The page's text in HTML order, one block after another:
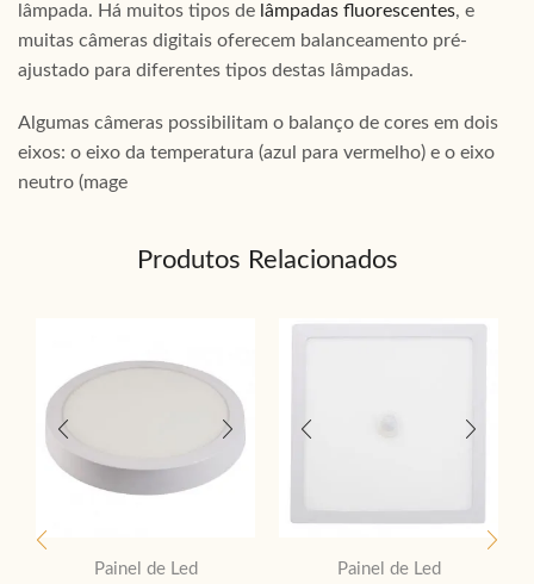
lâmpada. Há muitos tipos de lâmpadas fluorescentes, e
muitas câmeras digitais oferecem balanceamento pré-
ajustado para diferentes tipos destas lâmpadas.
Algumas câmeras possibilitam o balanço de cores em dois
eixos: o eixo da temperatura (azul para vermelho) e o eixo
neutro (mage
Produtos Relacionados
Painel de Led
Painel de Led